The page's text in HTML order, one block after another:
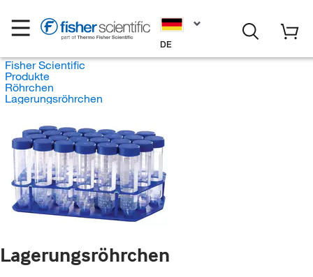
DE
Fisher Scientific
Produkte
Röhrchen
Lagerungsröhrchen
Lagerungsröhrchen